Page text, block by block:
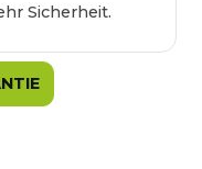
Sicherheit.